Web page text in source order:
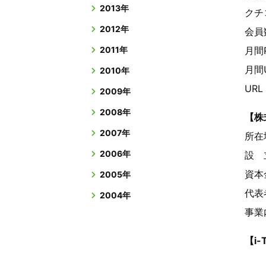
ク
会
月
月
URL
【
所
設
資
代
事業
【
2013年
2012年
2011年
2010年
2009年
2008年
2007年
2006年
2005年
2004年